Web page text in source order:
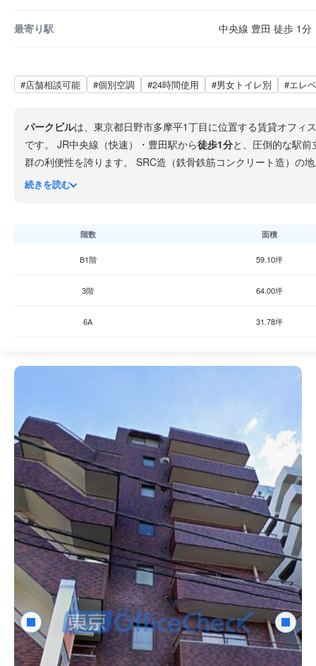
最寄り駅 中央線 豊田 徒歩 1分
#店舗相談可能 #個別空調 #24時間使用 #男女トイレ別 #エレ
パークビルは、東京都日野市多摩平1丁目に位置する賃貸オフィ
です。 JR中央線（快速）・豊田駅から徒歩1分と、圧倒的な駅
群の利便性を誇ります。 SRC造（鉄骨鉄筋コンクリート造）の地上8階・地下2階建てで、1976年6月竣工、築50年です。エレベーター2基、個別空調、男女別トイレを完備。24時
続きを読む
階数 面積
B1階 59.10坪
3階 64.00坪
6A 31.78坪